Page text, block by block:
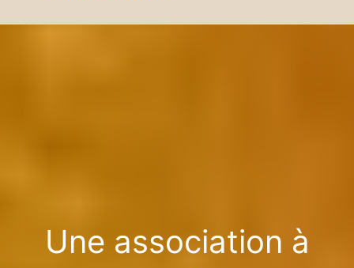
Une association à